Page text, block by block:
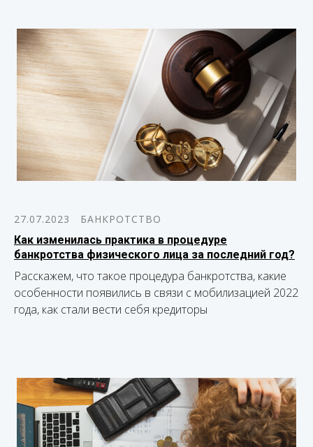
27.07.2023
БАНКРОТСТВО
Как изменилась практика в процедуре
банкротства физического лица за последний год?
Расскажем, что такое процедура банкротства, какие
особенности появились в связи с мобилизацией 2022
года, как стали вести себя кредиторы